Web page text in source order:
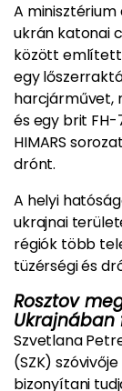
A
ukrán katonai
között
egy
harcjárművet,
és egy brit
HIMARS
drónt.
A helyi
ukrajnai
régiók több
tüzérségi és
Rosztov
Szvetlana
(SZK)
bizonyítani